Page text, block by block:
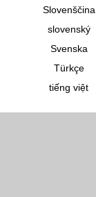
Slovenščina
slovenský
Svenska
Türkçe
tiếng việt